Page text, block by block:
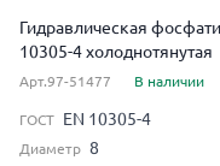
Гидравлическая
10305-4 холоднотянутая
Арт.97-51477 В наличии
ГОСТ EN 10305-4
Диаметр 8